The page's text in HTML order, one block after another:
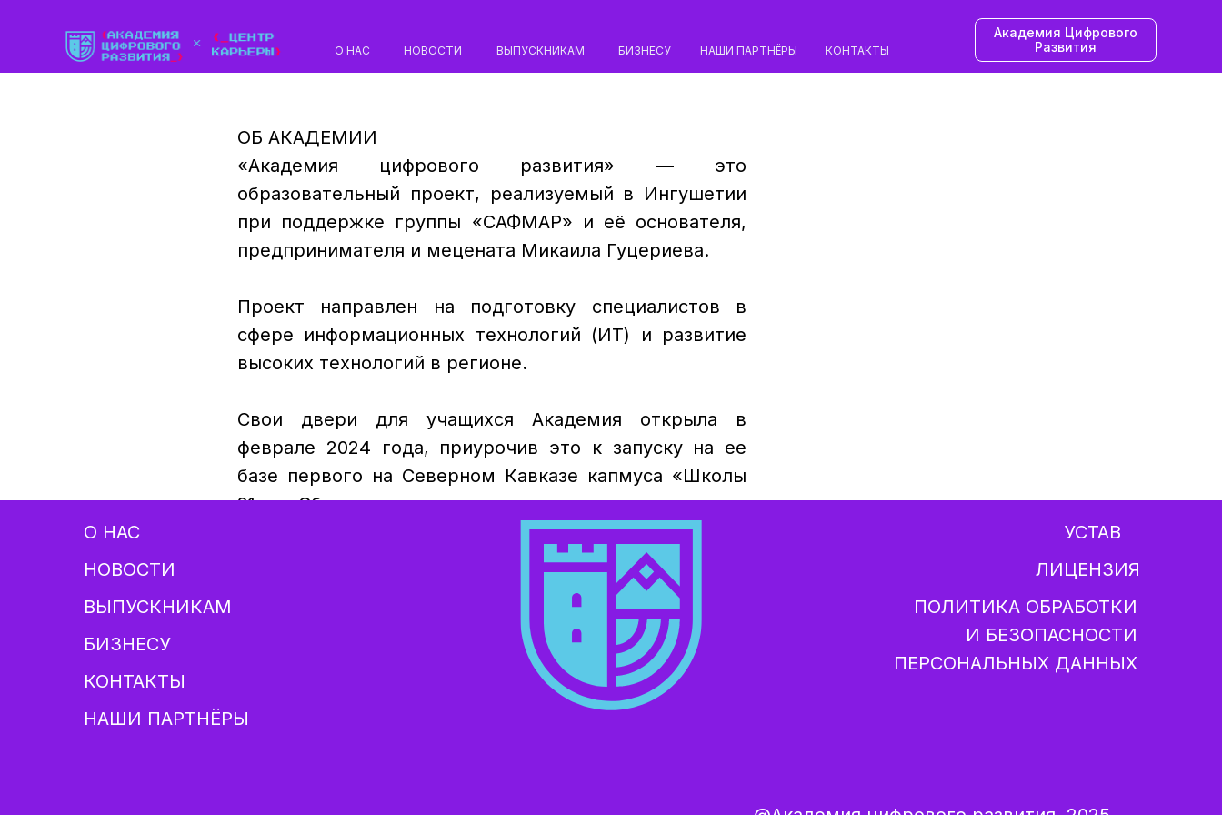
КОНТАКТЫ
НАШИ ПАРТНЁРЫ
О НАС ВЫПУСКНИКАМ
НОВОСТИ БИЗНЕСУ
Академия Цифрового
Развития
ОБ АКАДЕМИИ
«Академия цифрового развития» — это
образовательный проект, реализуемый в Ингушетии
при поддержке группы «САФМАР» и её основателя,
предпринимателя и мецената Микаила Гуцериева.
Проект направлен на подготовку специалистов в
сфере информационных технологий (ИТ) и развитие
высоких технологий в регионе.
Свои двери для учащихся Академия открыла в
феврале 2024 года, приурочив это к запуску на ее
базе первого на Северном Кавказе капмуса «Школы
21» от Сбера.
Обучение в Академии совершенно бесплатно для
жителей республики и учащихся из СКФО благодаря
финансированию проекта со стороны группы
компаний «Сафмар». Проект также поддержан главой
Республики Ингушетия Махмудом-Али Калиматовым
О НАС
УСТАВ
ЛИЦЕНЗИЯ
ПОЛИТИКА ОБРАБОТКИ
И БЕЗОПАСНОСТИ
ПЕРСОНАЛЬНЫХ ДАННЫХ
ВЫПУСКНИКАМ
НОВОСТИ
БИЗНЕСУ
НАШИ ПАРТНЁРЫ
КОНТАКТЫ